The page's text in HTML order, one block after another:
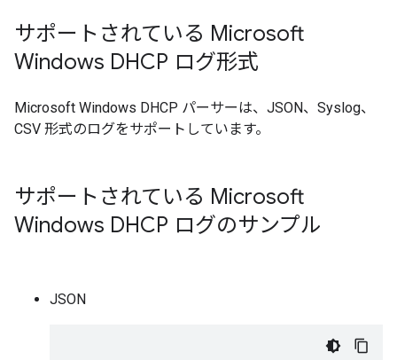
サポートされている Microsoft
Windows DHCP ログ形式
Microsoft Windows DHCP パーサーは、JSON、Syslog、
CSV 形式のログをサポートしています。
サポートされている Microsoft
Windows DHCP ログのサンプル
JSON